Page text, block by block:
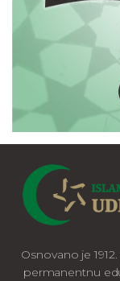
Osnovano je
permanentnu